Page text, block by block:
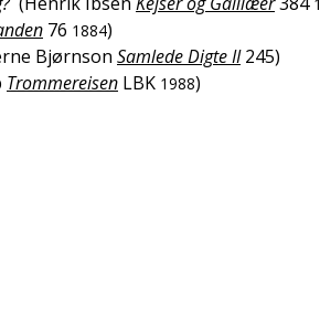
76 1884)
Bjørnson Samlede Digte II 245)
Trommereisen LBK 1988)